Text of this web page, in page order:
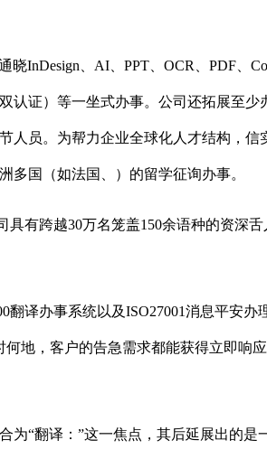
、AI、PPT、OCR、PDF、
证）等一坐式办事。公司还拓展至少
员。为帮力企业全球化人才结构，信
国（如法国、）的留学征询办事。
跨越30万名笼盖150余语种的资深舌
译办事系统以及ISO27001消息平安办
地，客户的告急需求都能获得立即响
翻译：”这一焦点，其后延展出的是